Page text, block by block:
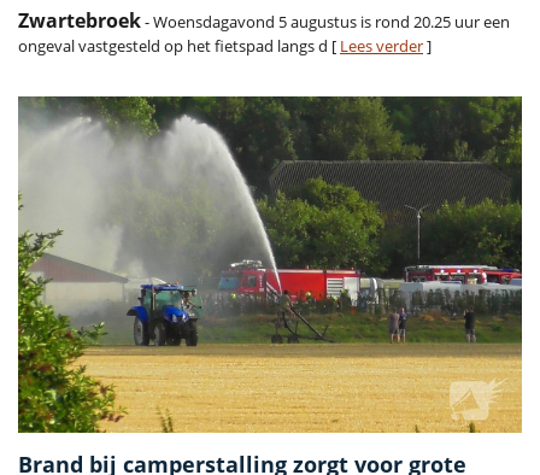
Zwartebroek- Woensdagavond 5 augustus is rond 20.25 uur een
ongeval vastgesteld op het fietspad langs d [ Lees verder]
Brand bij camperstalling zorgt voor grote